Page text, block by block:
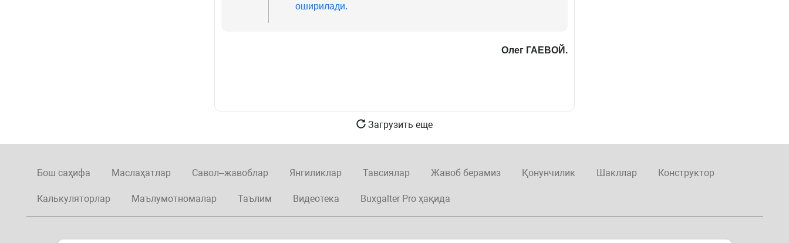
оширилади.
Олег ГАЕВОЙ.
Загрузить еще
Бош саҳифа Маслаҳатлар Савол–жавоблар Янгиликлар Тавсиялар Жавоб берамиз Қонунчилик Шакллар Конструктор
Калькуляторлар Маълумотномалар Таълим Видеотека Buxgalter Pro ҳақида